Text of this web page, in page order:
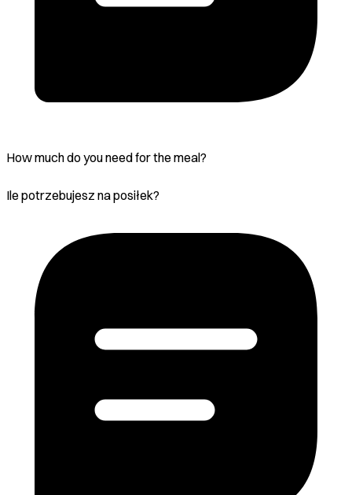
How much do you need for the meal?
Ile potrzebujesz na posiłek?